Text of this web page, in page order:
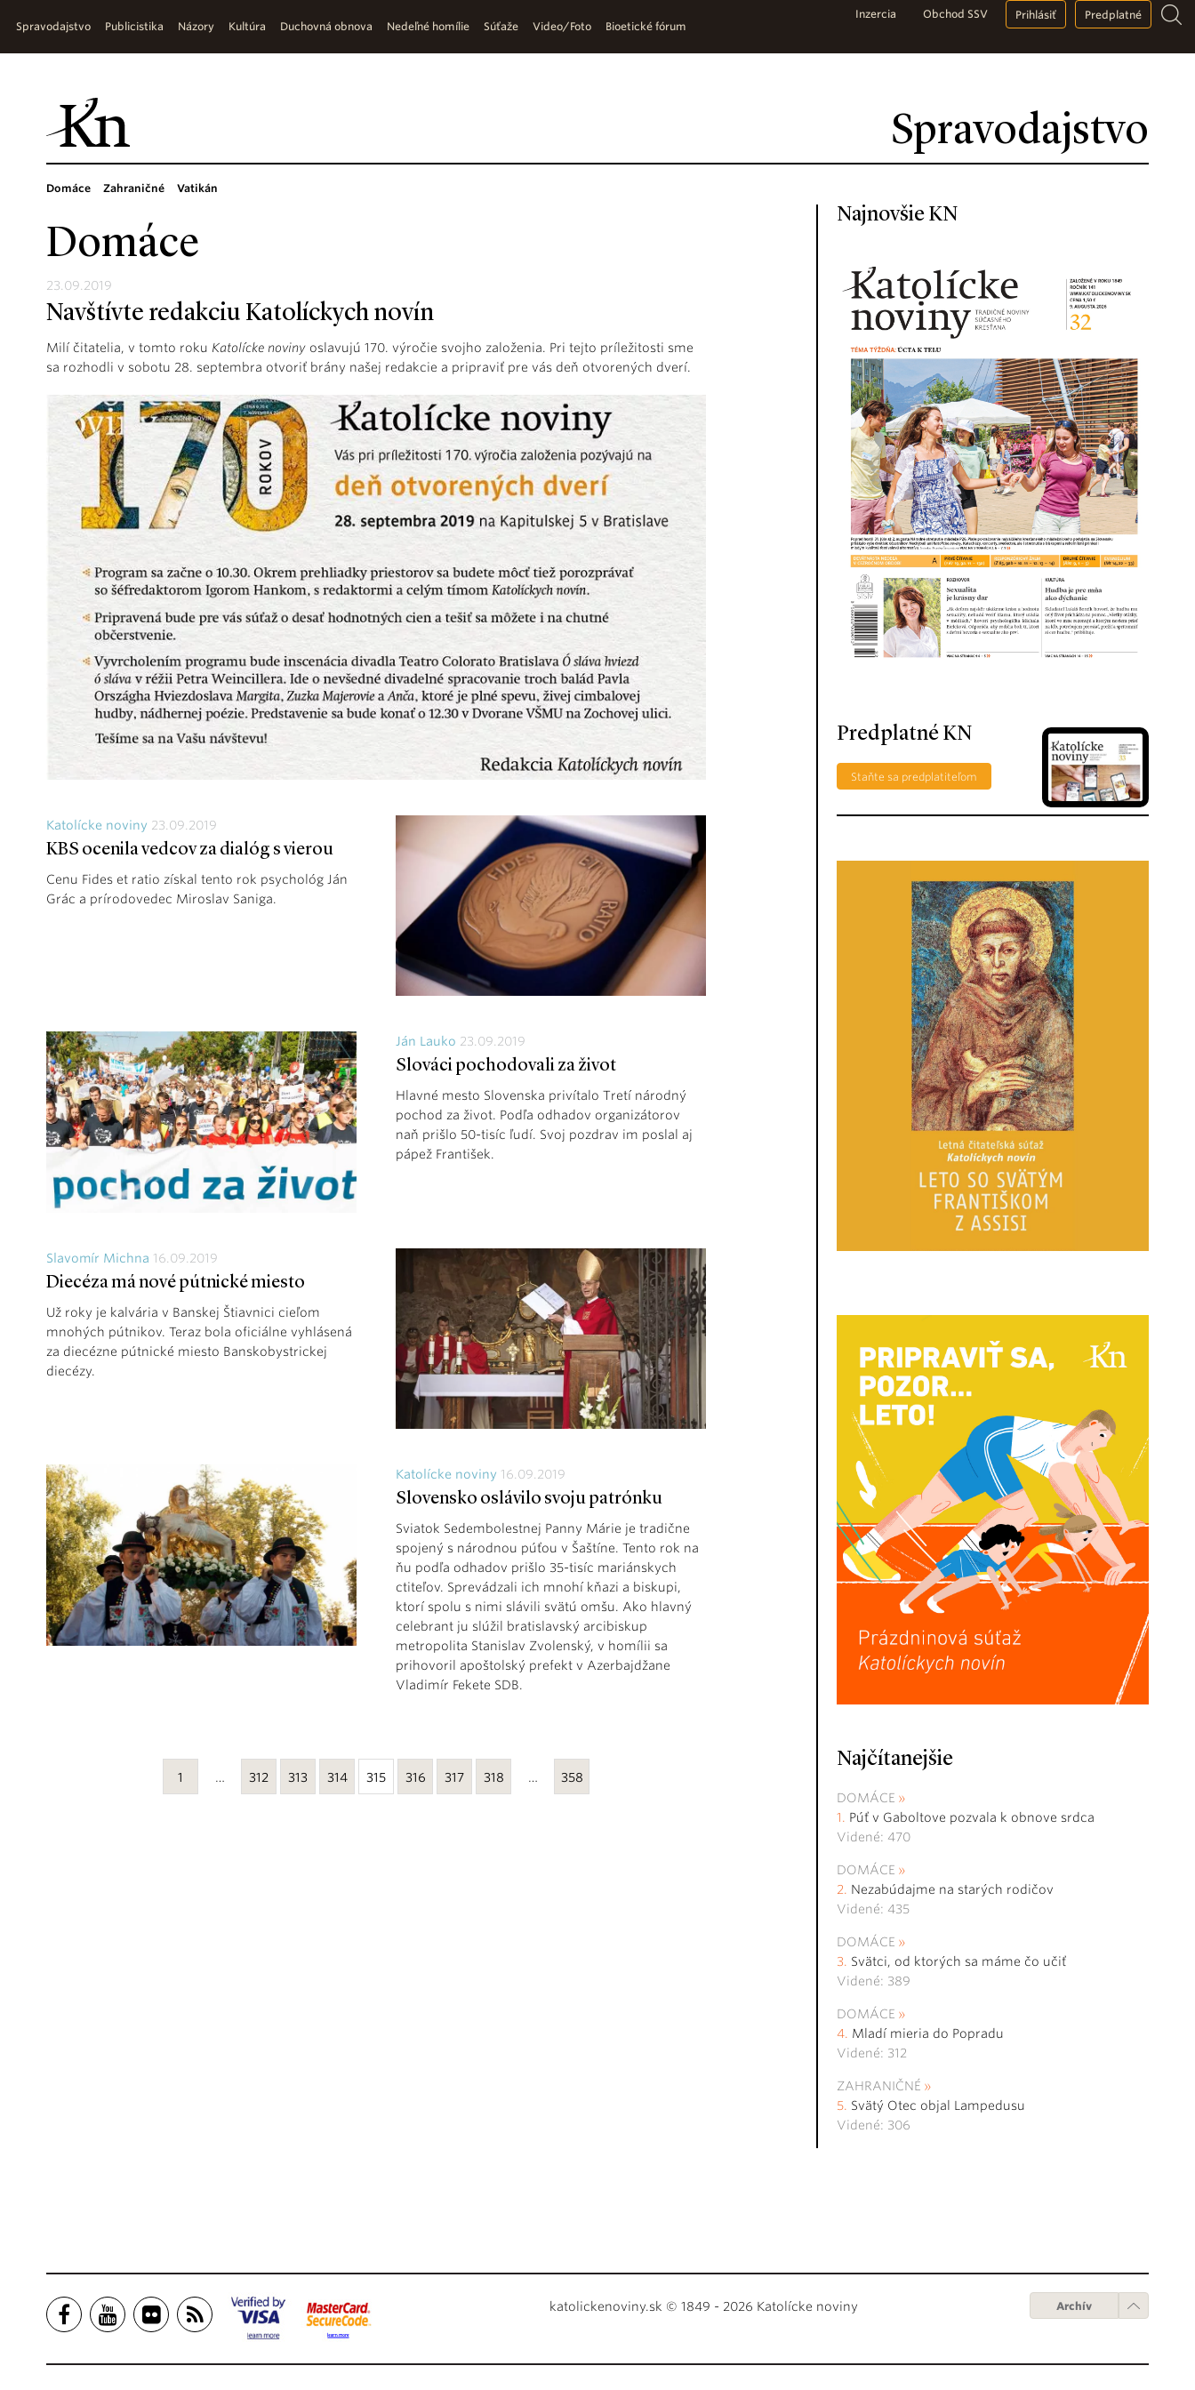
Spravodajstvo
Spravodajstvo Publicistika Názory Kultúra Duchovná obnova Nedeľné homílie Súťaže Video/Foto Bioetické fórum
Inzercia Obchod SSV Prihlásiť Predplatné
Domáce Zahraničné Vatikán
Domáce
23.09.2019
Navštívte redakciu Katolíckych novín
Milí čitatelia, v tomto roku Katolícke noviny oslavujú 170. výročie svojho založenia. Pri tejto príležitosti sme
sa rozhodli v sobotu 28. septembra otvoriť brány našej redakcie a pripraviť pre vás deň otvorených dverí.
Katolícke noviny 23.09.2019
KBS ocenila vedcov za dialóg s vierou
Cenu Fides et ratio získal tento rok psychológ Ján
Grác a prírodovedec Miroslav Saniga.
Ján Lauko 23.09.2019
Slováci pochodovali za život
Hlavné mesto Slovenska privítalo Tretí národný
pochod za život. Podľa odhadov organizátorov
naň prišlo 50-tisíc ľudí. Svoj pozdrav im poslal aj
pápež František.
Slavomír Michna 16.09.2019
Diecéza má nové pútnické miesto
Už roky je kalvária v Banskej Štiavnici cieľom
mnohých pútnikov. Teraz bola oficiálne vyhlásená
za diecézne pútnické miesto Banskobystrickej
diecézy.
Katolícke noviny 16.09.2019
Slovensko oslávilo svoju patrónku
Sviatok Sedembolestnej Panny Márie je tradične
spojený s národnou púťou v Šaštíne. Tento rok na
ňu podľa odhadov prišlo 35-tisíc mariánskych
ctiteľov. Sprevádzali ich mnohí kňazi a biskupi,
ktorí spolu s nimi slávili svätú omšu. Ako hlavný
celebrant ju slúžil bratislavský arcibiskup
metropolita Stanislav Zvolenský, v homílii sa
prihovoril apoštolský prefekt v Azerbajdžane
Vladimír Fekete SDB.
1 … 312 313 314 315 316 317 318 … 358
Najnovšie KN
Predplatné KN
Staňte sa predplatiteľom
Najčítanejšie
DOMÁCE
Púť v Gaboltove pozvala k obnove srdca
Videné: 470
DOMÁCE
Nezabúdajme na starých rodičov
Videné: 435
DOMÁCE
Svätci, od ktorých sa máme čo učiť
Videné: 389
DOMÁCE
Mladí mieria do Popradu
Videné: 312
ZAHRANIČNÉ
Svätý Otec objal Lampedusu
Videné: 306
katolickenoviny.sk © 1849 - 2026 Katolícke noviny Archív